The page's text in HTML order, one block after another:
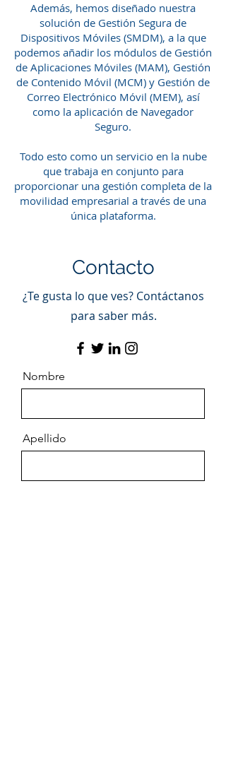
Además, hemos diseñado nuestra
solución de Gestión Segura de
Dispositivos Móviles (SMDM), a la que
podemos añadir los módulos de Gestión
de Aplicaciones Móviles (MAM), Gestión
de Contenido Móvil (MCM) y Gestión de
Correo Electrónico Móvil (MEM), así
como la aplicación de Navegador
Seguro.
Todo esto como un servicio en la nube
que trabaja en conjunto para
proporcionar una gestión completa de la
movilidad empresarial a través de una
única plataforma.
Contacto
¿Te gusta lo que ves? Contáctanos
para saber más.
Nombre
Apellido